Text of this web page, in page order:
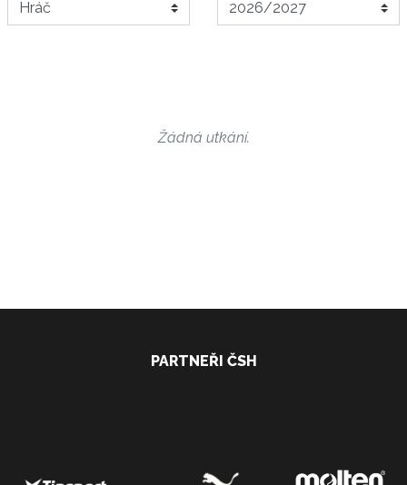
Žádná utkání.
PARTNEŘI ČSH